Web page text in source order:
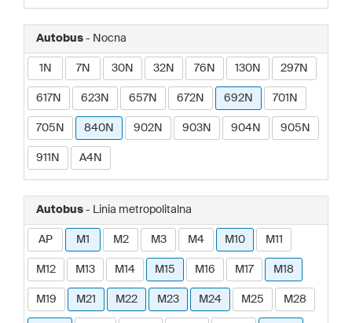
Autobus - Nocna
1N 7N 30N 32N 76N 130N 297N
617N 623N 657N 672N 692N 701N
705N 840N 902N 903N 904N 905N
911N A4N
Autobus - Linia metropolitalna
AP M1 M2 M3 M4 M10 M11
M12 M13 M14 M15 M16 M17 M18
M19 M21 M22 M23 M24 M25 M28